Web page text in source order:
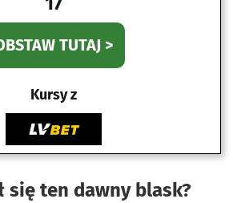
TUTAJ >
Kursy z
się ten dawny blask?